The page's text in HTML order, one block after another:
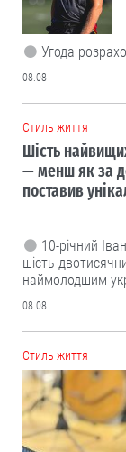
Угода
08.08
Cтиль життя
Шість
— менш як за
поставив
10-річний
шість
наймолодшим
08.08
Cтиль життя